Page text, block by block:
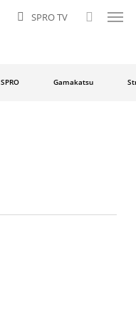
SPRO TV
SPRO Gamakatsu